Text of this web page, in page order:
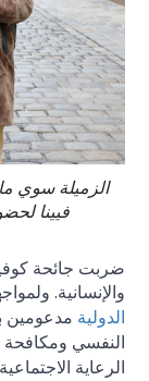
الزميلة سوي
فيينا
والإنسانية.
الدولية مدعومين
النفسي ومكافحة
الرعاية